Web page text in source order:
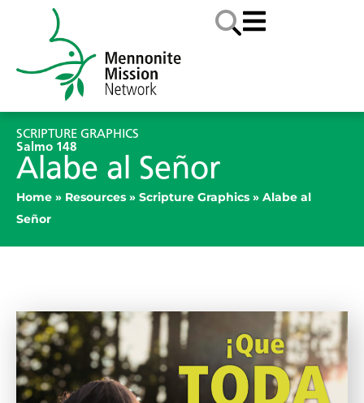
SCRIPTURE GRAPHICS
Salmo 148
Alabe al Señor
Home » Resources » Scripture Graphics » Alabe al
Señor